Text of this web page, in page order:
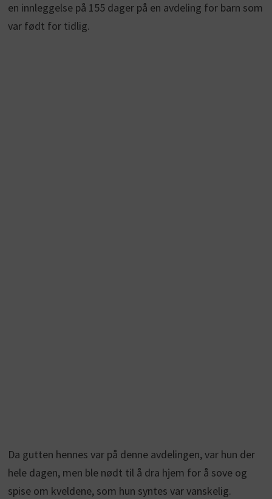
en innleggelse på 155 dager på en avdeling for barn som
var født for tidlig.
Da gutten hennes var på denne avdelingen, var hun der
hele dagen, men ble nødt til å dra hjem for å sove og
spise om kveldene, som hun syntes var vanskelig.